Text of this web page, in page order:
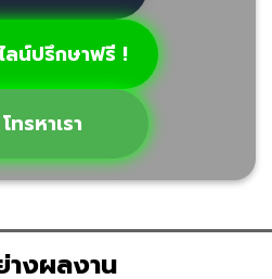
ลน์ปรึกษาฟรี !
ทรหาเรา
งผลงาน